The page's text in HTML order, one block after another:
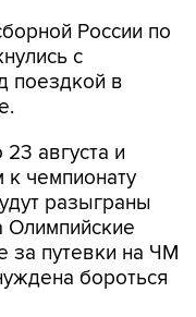
России по
с
поездкой в
августа и
к чемпионату
разыграны
за путевки на ЧМ
бороться